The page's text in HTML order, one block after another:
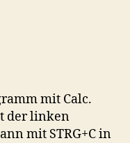
mit Calc.
der linken
mit STRG+C in